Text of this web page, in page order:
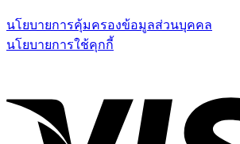
นโยบายการคุ้มครองข้อมูลส่วนบุคคล
นโยบายการใช้คุกกี้